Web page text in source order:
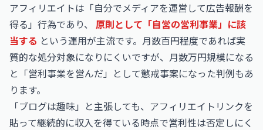
アフィリエイトは「自分でメディアを運営して広告報酬を
得る」行為であり、 原則として「自営の営利事業」に該
当する という運用が主流です。月数百円程度であれば実
質的な処分対象になりにくいですが、月数万円規模になる
と「営利事業を営んだ」として懲戒事案になった判例もあ
ります。
「ブログは趣味」と主張しても、アフィリエイトリンクを
貼って継続的に収入を得ている時点で営利性は否定しにく